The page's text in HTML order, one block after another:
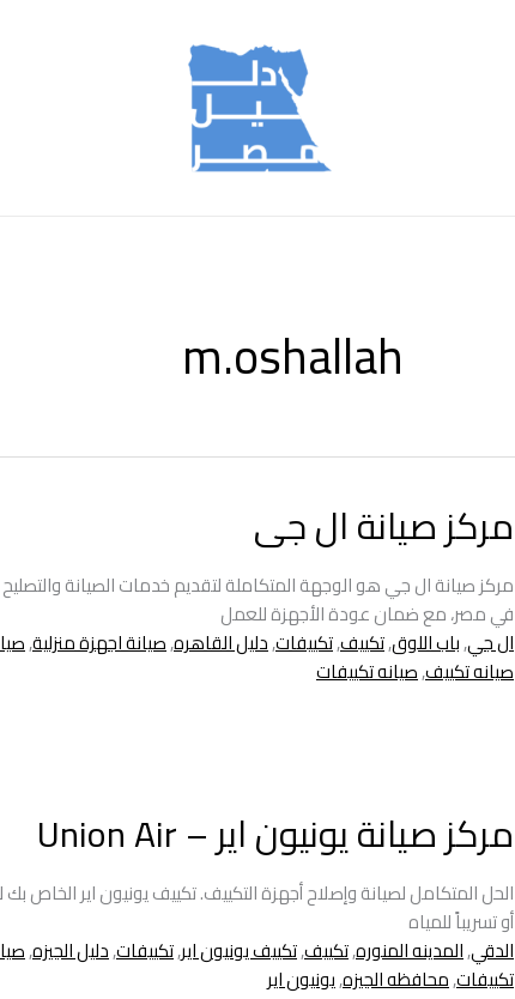
m.oshallah
مركز صيانة ال جى
مركز صيانة ال جي هو الوجهة المتكاملة لتقديم خدمات الصيانة
في مصر، مع ضمان عودة الأجهزة للعمل
ال جي,باب اللوق,تكييف,تكييفات,دليل القاهره,صيانة اجهزة منزلية,
صيانه تكييف,صيانه تكييفات
مركز صيانة يونيون اير – Union Air
الحل المتكامل لصيانة وإصلاح أجهزة التكييف. تكييف يونيون اير الخاص
أو تسريباً للمياه
الدقي,المدينه المنوره,تكييف,تكييف يونيون اير,تكييفات,دليل الجيزه,
تكييفات,محافظه الجيزه,يونيون اير